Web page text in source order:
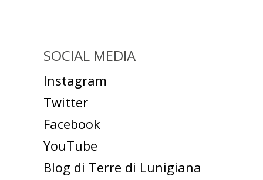
SOCIAL MEDIA
Instagram
Twitter
Facebook
YouTube
Blog di Terre di Lunigiana